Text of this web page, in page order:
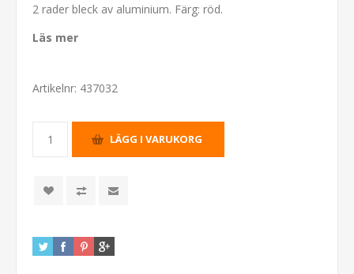
2 rader bleck av aluminium. Färg: röd.
Läs mer
Artikelnr: 437032